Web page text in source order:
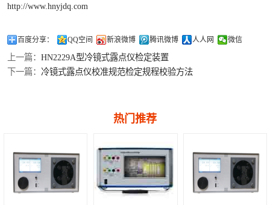
http://www.hnyjdq.com
百度分享： QQ空间 新浪微博 腾讯微博 人人网 微信
上一篇： HN2229A型冷镜式露点仪检定装置
下一篇： 冷镜式露点仪校准规范检定规程校验方法
热门推荐
温度类计量校准
压力流量类计量
校准